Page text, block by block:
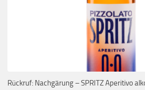
Rückruf: Nachgärung – SPRITZ Aperitivo